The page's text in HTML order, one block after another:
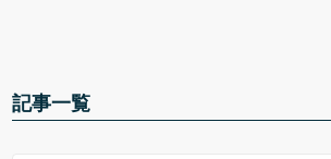
記事一覧